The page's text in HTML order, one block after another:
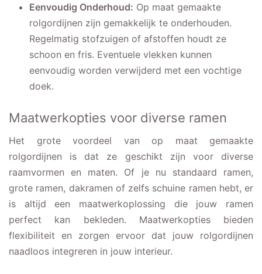
Eenvoudig Onderhoud: Op maat gemaakte
rolgordijnen zijn gemakkelijk te onderhouden.
Regelmatig stofzuigen of afstoffen houdt ze
schoon en fris. Eventuele vlekken kunnen
eenvoudig worden verwijderd met een vochtige
doek.
Maatwerkopties voor diverse ramen
Het grote voordeel van op maat gemaakte
rolgordijnen is dat ze geschikt zijn voor diverse
raamvormen en maten. Of je nu standaard ramen,
grote ramen, dakramen of zelfs schuine ramen hebt, er
is altijd een maatwerkoplossing die jouw ramen
perfect kan bekleden. Maatwerkopties bieden
flexibiliteit en zorgen ervoor dat jouw rolgordijnen
naadloos integreren in jouw interieur.